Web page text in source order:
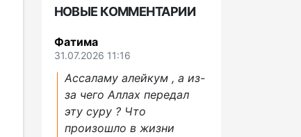
НОВЫЕ КОММЕНТАРИИ
Фатима
31.07.2026 11:16
Ассаламу алейкум , а из-
за чего Аллах передал
эту суру ? Что
произошло в жизни